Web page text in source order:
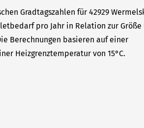
Gradtagszahlen für 42929
pro Jahr in Relation zur Größe
Berechnungen basieren auf einer
Heizgrenztemperatur von 15°C.